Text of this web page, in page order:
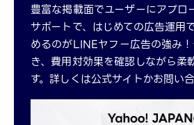
豊富な掲載面でユーザーにアプロ
サポートで、はじめての広告運用
めるのがLINEヤフー広告の強み
き、費用対効果を確認しながら柔
す。詳しくは公式サイトかお問い